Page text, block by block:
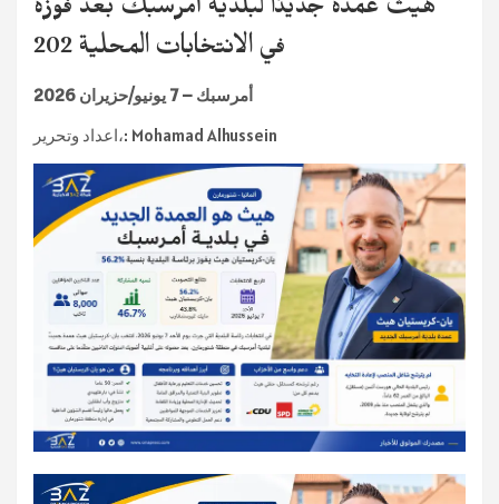
هيث عمدةً جديدًا لبلدية أمرسبك بعد فوزه
في الانتخابات المحلية 202
أمرسبك – 7 يونيو/حزيران 2026
اعداد وتحرير،: Mohamad Alhussein